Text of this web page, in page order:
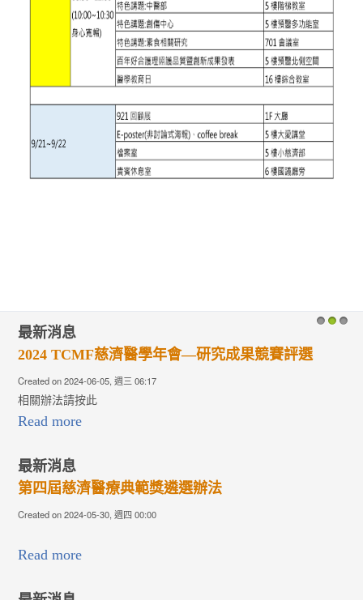
最新消息
2024 TCMF慈濟醫學年會—研究成果競賽評選
Created on 2024-06-05, 週三 06:17
相關辦法請按此
Read more
最新消息
第四屆慈濟醫療典範獎遴選辦法
Created on 2024-05-30, 週四 00:00
Read more